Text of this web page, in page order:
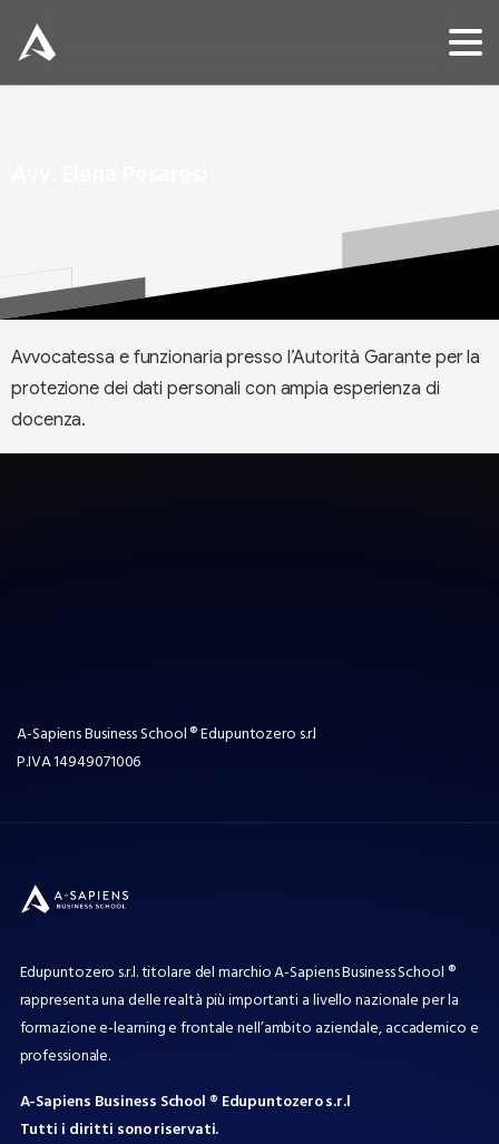
Avvocatessa e funzionaria presso l’Autorità Garante per la
protezione dei dati personali con ampia esperienza di
docenza.
A-Sapiens Business School ® Edupuntozero s.r.l
P.IVA14949071006
Edupuntozero s.r.l. titolare del marchio A-Sapiens Business School ®
rappresenta una delle realtà più importanti a livello nazionale per la
formazione e-learning e frontale nell’ambito aziendale, accademico e
professionale.
A-Sapiens Business School ® Edupuntozero s.r.l
Tutti i diritti sono riservati.